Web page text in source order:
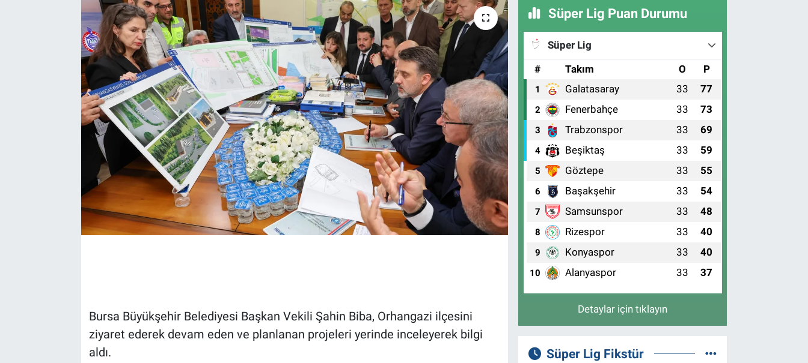
Bursa Büyükşehir Belediyesi Başkan Vekili Şahin Biba, Orhangazi ilçesini
ziyaret ederek devam eden ve planlanan projeleri yerinde inceleyerek bilgi
aldı.
Süper Lig Puan Durumu
Süper Lig
#
Takım O P
1 Galatasaray 33 77
2 Fenerbahçe 33 73
3 Trabzonspor 33 69
4 Beşiktaş 33 59
5 Göztepe 33 55
6 Başakşehir 33 54
7 Samsunspor 33 48
8 Rizespor 33 40
9 Konyaspor 33 40
10 Alanyaspor 33 37
Detaylar için tıklayın
Süper Lig Fikstür